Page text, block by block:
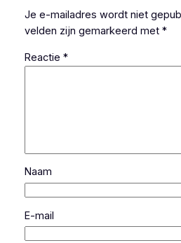
Je e-mailadres wordt niet
velden zijn gemarkeerd met *
Reactie *
Naam
E-mail